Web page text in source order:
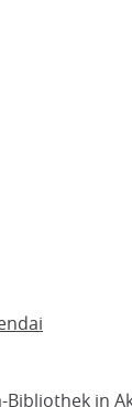
Bibliothek in